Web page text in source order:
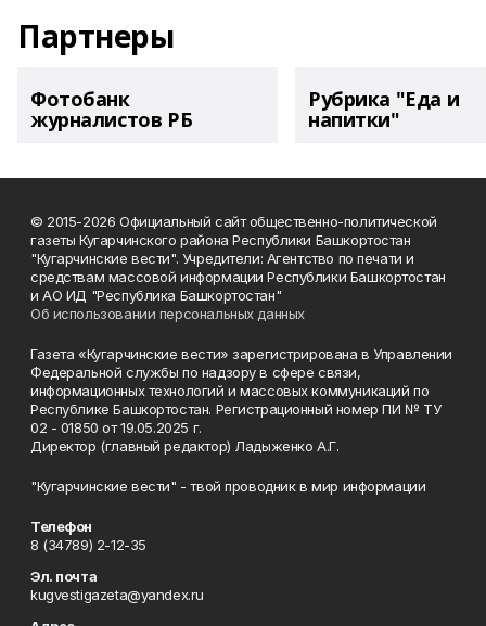
Партнеры
Фотобанк
журналистов РБ
Рубрика "Еда и
напитки"
© 2015-2026 Официальный сайт общественно-политической
газеты Кугарчинского района Республики Башкортостан
"Кугарчинские вести". Учредители: Агентство по печати и
средствам массовой информации Республики Башкортостан
и АО ИД "Республика Башкортостан"
Об использовании персональных данных
Газета «Кугарчинские вести» зарегистрирована в Управлении
Федеральной службы по надзору в сфере связи,
информационных технологий и массовых коммуникаций по
Республике Башкортостан. Регистрационный номер ПИ № ТУ
02 - 01850 от 19.05.2025 г.
Директор (главный редактор) Ладыженко А.Г.
"Кугарчинские вести" - твой проводник в мир информации
Телефон
8 (34789) 2-12-35
Эл. почта
kugvestigazeta@yandex.ru